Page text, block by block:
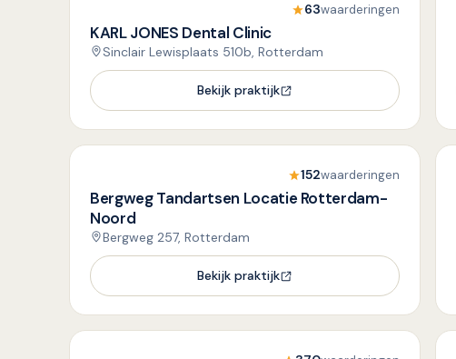
63waarderingen
KARL JONES Dental Clinic
Sinclair Lewisplaats 510b, Rotterdam
Bekijk praktijk
152waarderingen
Bergweg Tandartsen Locatie Rotterdam-
Noord
Bergweg 257, Rotterdam
Bekijk praktijk